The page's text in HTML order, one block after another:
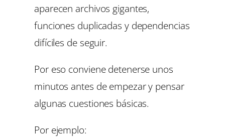
aparecen archivos gigantes,
funciones duplicadas y dependencias
difíciles de seguir.
Por eso conviene detenerse unos
minutos antes de empezar y pensar
algunas cuestiones básicas.
Por ejemplo: